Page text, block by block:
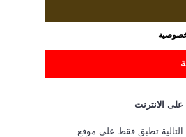
الانترنت
تطبق فقط على موقع